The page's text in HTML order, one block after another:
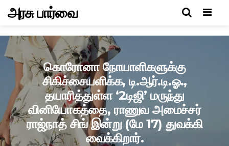
Menu
அரசு பார்வை
கொரோனா நோயாளிகளுக்கு
சிகிச்சையளிக்க, டி.ஆர்.டி.ஓ.,
தயாரித்துள்ள ‘2டிஜி’ மருந்து
வினியோகத்தை, ராணுவ அமைச்சர்
ராஜ்நாத் சிங் இன்று (மே 17) துவக்கி
வைக்கிறார்.